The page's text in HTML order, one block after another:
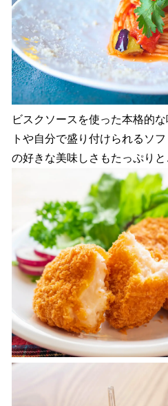
ビスクソースを使った本格的
トや自分で盛り付けられるソ
の好きな美味しさもたっぷりと